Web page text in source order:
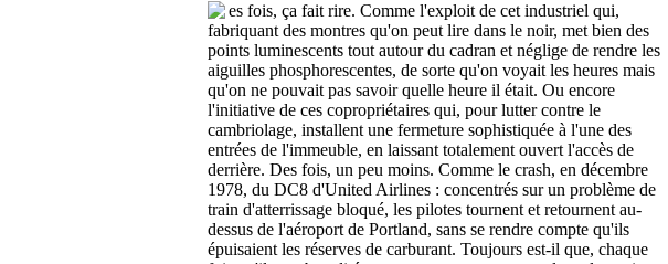
es fois, ça fait rire. Comme l'exploit de cet industriel qui,
fabriquant des montres qu'on peut lire dans le noir, met bien des
points luminescents tout autour du cadran et néglige de rendre les
aiguilles phosphorescentes, de sorte qu'on voyait les heures mais
qu'on ne pouvait pas savoir quelle heure il était. Ou encore
l'initiative de ces copropriétaires qui, pour lutter contre le
cambriolage, installent une fermeture sophistiquée à l'une des
entrées de l'immeuble, en laissant totalement ouvert l'accès de
derrière. Des fois, un peu moins. Comme le crash, en décembre
1978, du DC8 d'United Airlines : concentrés sur un problème de
train d'atterrissage bloqué, les pilotes tournent et retournent au-
dessus de l'aéroport de Portland, sans se rendre compte qu'ils
épuisaient les réserves de carburant. Toujours est-il que, chaque